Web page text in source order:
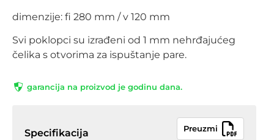
dimenzije: fi 280 mm / v 120 mm
Svi poklopci su izrađeni od 1 mm nehrđajućeg
čelika s otvorima za ispuštanje pare.
garancija na proizvod je godinu dana.
Specifikacija Preuzmi